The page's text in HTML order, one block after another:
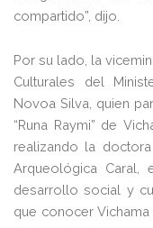
compartido”, dijo.
Por su lado, la
Culturales del
Novoa Silva, quien
“Runa Raymi” de
realizando la
Arqueológica
desarrollo social y
que conocer